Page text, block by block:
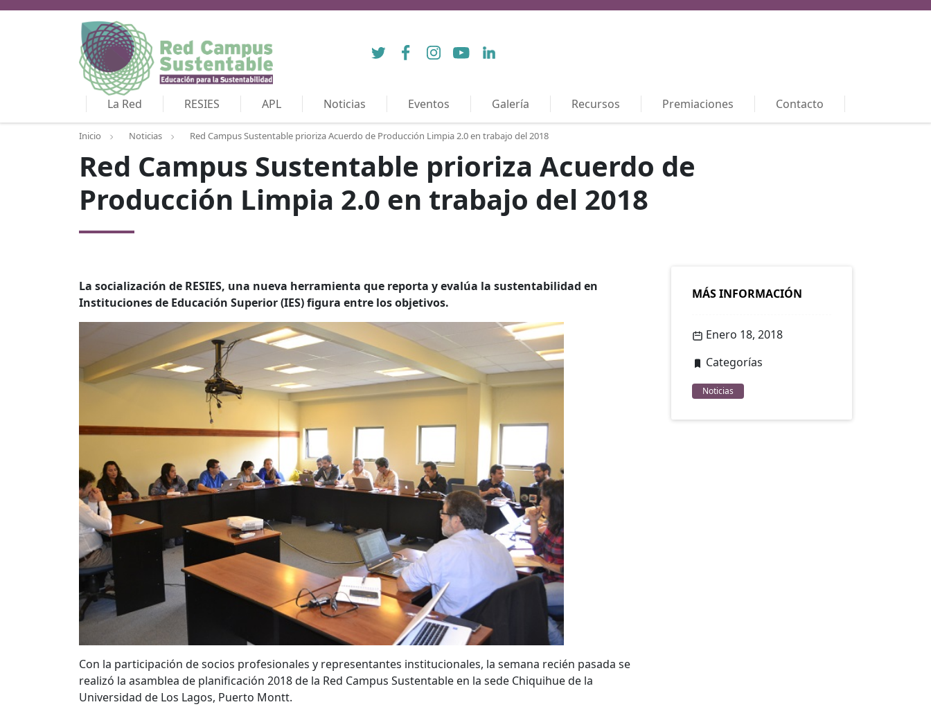
Twitter FacebookInstagramYouTubeLinkedIn
La Red RESIES APL Noticias Eventos Galería Recursos Premiaciones Contacto
Inicio Noticias Red Campus Sustentable prioriza Acuerdo de Producción Limpia 2.0 en trabajo del 2018
Red Campus Sustentable prioriza Acuerdo de
Producción Limpia 2.0 en trabajo del 2018
La socialización de RESIES, una nueva herramienta que reporta y evalúa la sustentabilidad en
Instituciones de Educación Superior (IES) figura entre los objetivos.
Con la participación de socios profesionales y representantes institucionales, la semana recién pasada se
realizó la asamblea de planificación 2018 de la Red Campus Sustentable en la sede Chiquihue de la
Universidad de Los Lagos, Puerto Montt.
MÁS INFORMACIÓN
Enero 18, 2018
Categorías
Noticias